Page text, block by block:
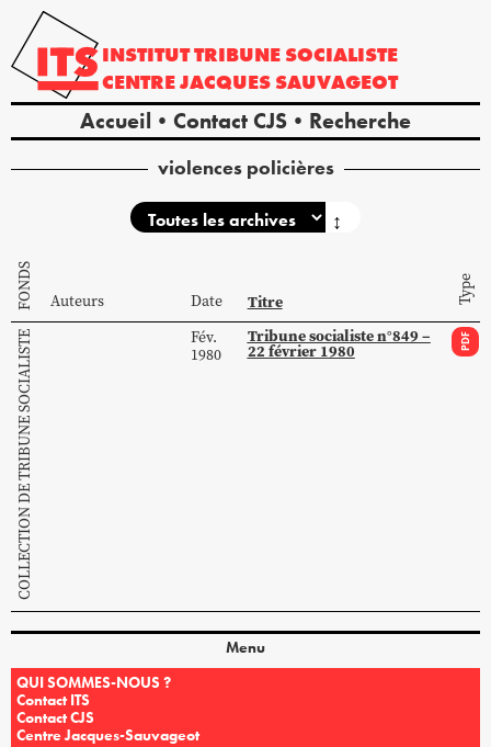
INSTITUTTRIBUNE SOCIALISTE
CENTREJACQUES SAUVAGEOT
Accueil Contact CJS Recherche
violences policières
↕
FONDS Auteurs Date Titre Type
COLLECTION DE TRIBUNE SOCIALISTE
Fév.
1980
Tribune socialiste n°849 –
22 février 1980 PDF
Menu
QUI SOMMES-NOUS ?
Contact ITS
Contact CJS
Centre Jacques-Sauvageot